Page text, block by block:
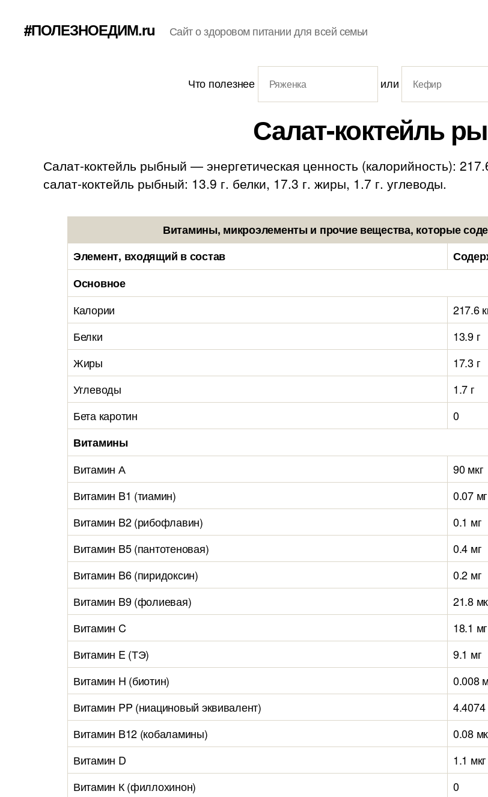
#ПОЛЕЗНОЕДИМ.ru Сайт о здоровом питании для всей семьи
Что полезнее или
Салат-коктейль
Салат-коктейль рыбный — энергетическая ценность (калорийность):
салат-коктейль рыбный: 13.9 г. белки, 17.3 г. жиры, 1.7 г. углеводы.
Витамины, микроэлементы и прочие вещества, которые
Элемент, входящий в состав
Основное
Калории
217.6
Белки
13.9 г
Жиры
17.3 г
Углеводы
1.7 г
Бета каротин
0
Витамины
Витамин А
90 мкг
Витамин B1 (тиамин)
0.07 мг
Витамин B2 (рибофлавин)
0.1 мг
Витамин B5 (пантотеновая)
0.4 мг
Витамин B6 (пиридоксин)
0.2 мг
Витамин B9 (фолиевая)
21.8
Витамин C
18.1 мг
Витамин E (ТЭ)
9.1 мг
Витамин H (биотин)
0.008
Витамин PP (ниациновый эквивалент)
4.4074
Витамин B12 (кобаламины)
0.08
Витамин D
1.1 мкг
Витамин К (филлохинон)
0